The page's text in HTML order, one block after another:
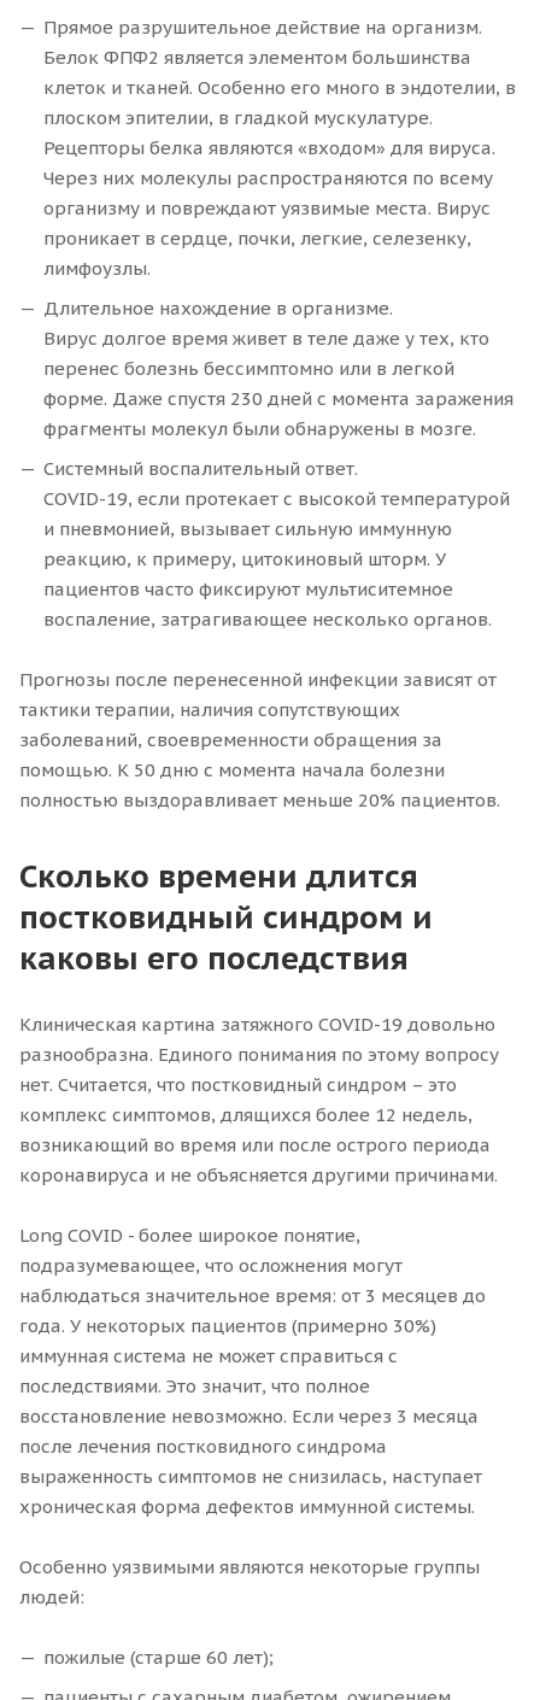
Прямое разрушительное действие на организм.
Белок ФПФ2 является элементом большинства
клеток и тканей. Особенно его много в эндотелии, в
плоском эпителии, в гладкой мускулатуре.
Рецепторы белка являются «входом» для вируса.
Через них молекулы распространяются по всему
организму и повреждают уязвимые места. Вирус
проникает в сердце, почки, легкие, селезенку,
лимфоузлы.
Длительное нахождение в организме.
Вирус долгое время живет в теле даже у тех, кто
перенес болезнь бессимптомно или в легкой
форме. Даже спустя 230 дней с момента заражения
фрагменты молекул были обнаружены в мозге.
Системный воспалительный ответ.
COVID-19, если протекает с высокой температурой
и пневмонией, вызывает сильную иммунную
реакцию, к примеру, цитокиновый шторм. У
пациентов часто фиксируют мультиситемное
воспаление, затрагивающее несколько органов.
Прогнозы после перенесенной инфекции зависят от
тактики терапии, наличия сопутствующих
заболеваний, своевременности обращения за
помощью. К 50 дню с момента начала болезни
полностью выздоравливает меньше 20% пациентов.
Сколько времени длится
постковидный синдром и
каковы его последствия
Клиническая картина затяжного COVID-19 довольно
разнообразна. Единого понимания по этому вопросу
нет. Считается, что постковидный синдром – это
комплекс симптомов, длящихся более 12 недель,
возникающий во время или после острого периода
коронавируса и не объясняется другими причинами.
Long COVID - более широкое понятие,
подразумевающее, что осложнения могут
наблюдаться значительное время: от 3 месяцев до
года. У некоторых пациентов (примерно 30%)
иммунная система не может справиться с
последствиями. Это значит, что полное
восстановление невозможно. Если через 3 месяца
после лечения постковидного синдрома
выраженность симптомов не снизилась, наступает
хроническая форма дефектов иммунной системы.
Особенно уязвимыми являются некоторые группы
людей:
пожилые (старше 60 лет);